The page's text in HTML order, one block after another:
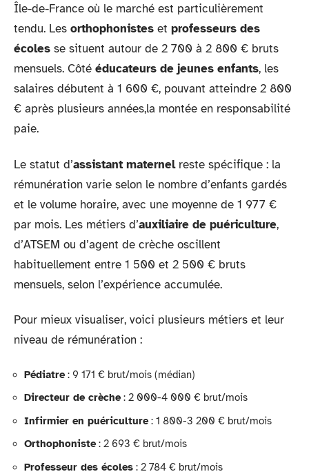
Île-de-France où le marché est particulièrement
tendu. Les orthophonistes et professeurs des
écoles se situent autour de 2 700 à 2 800 € bruts
mensuels. Côté éducateurs de jeunes enfants, les
salaires débutent à 1 600 €, pouvant atteindre 2 800
€ après plusieurs années,la montée en responsabilité
paie.
Le statut d’assistant maternelreste spécifique : la
rémunération varie selon le nombre d’enfants gardés
et le volume horaire, avec une moyenne de 1 977 €
par mois. Les métiers d’auxiliaire de puériculture,
d’ATSEM ou d’agent de crèche oscillent
habituellement entre 1 500 et 2 500 € bruts
mensuels, selon l’expérience accumulée.
Pour mieux visualiser, voici plusieurs métiers et leur
niveau de rémunération :
Pédiatre: 9 171 € brut/mois (médian)
Directeur de crèche: 2 000-4 000 € brut/mois
Infirmier en puériculture: 1 800-3 200 € brut/mois
Orthophoniste: 2 693 € brut/mois
Professeur des écoles : 2 784 € brut/mois